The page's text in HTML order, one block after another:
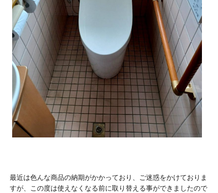
最近は色んな商品の納期がかかっており、ご迷惑をかけておりま
すが、この度は使えなくなる前に取り替える事ができましたので